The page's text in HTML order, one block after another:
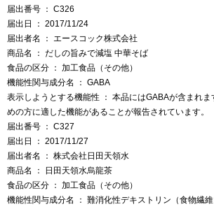
届出番号 ： C326
届出日 ： 2017/11/24
届出者名 ： エースコック株式会社
商品名 ： だしの旨みで減塩 中華そば
食品の区分 ： 加工食品（その他）
機能性関与成分名 ： GABA
表示しようとする機能性 ： 本品にはGABAが含まれ
めの方に適した機能があることが報告されています。
届出番号 ： C327
届出日 ： 2017/11/27
届出者名 ： 株式会社日田天領水
商品名 ： 日田天領水烏龍茶
食品の区分 ： 加工食品（その他）
機能性関与成分名 ： 難消化性デキストリン（食物繊維